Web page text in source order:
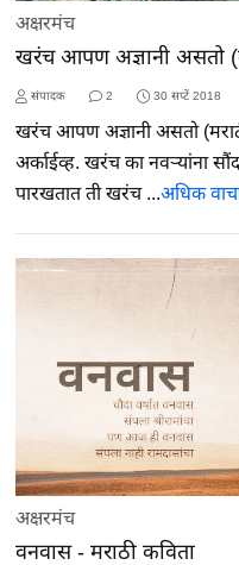
अक्षरमंच
खरंच आपण अज्ञानी असतो
संपादक 2 30 सप्टें 2018
खरंच आपण अज्ञानी असतो (मराठी
अर्काईव्ह. खरंच का नवऱ्यांना
पारखतात ती खरंच ...अधिक
अक्षरमंच
वनवास - मराठी कविता